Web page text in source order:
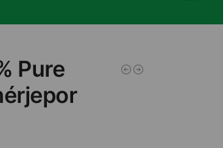
Pure